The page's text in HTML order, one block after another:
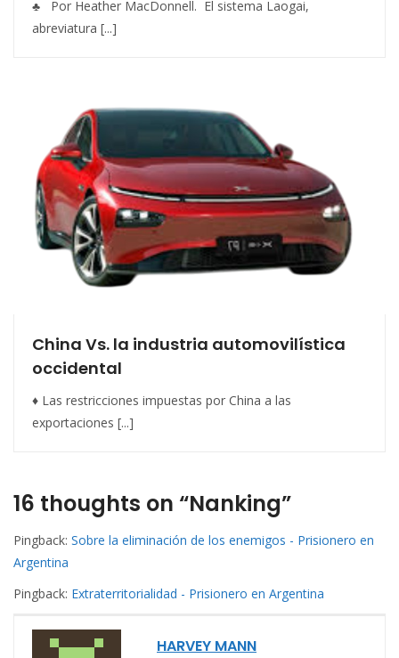
♣ Por Heather MacDonnell. El sistema Laogai,
abreviatura [...]
China Vs. la industria automovilística
occidental
♦ Las restricciones impuestas por China a las
exportaciones [...]
16 thoughts on “Nanking”
Pingback: Sobre la eliminación de los enemigos - Prisionero en
Argentina
Pingback: Extraterritorialidad - Prisionero en Argentina
HARVEY MANN